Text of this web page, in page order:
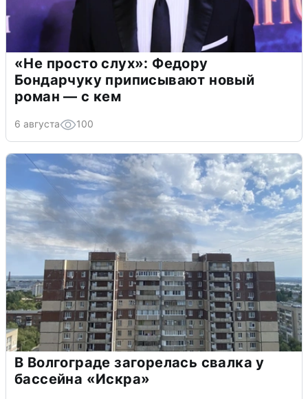
«Не просто слух»: Федору
Бондарчуку приписывают новый
роман — с кем
6 августа 100
В Волгограде загорелась свалка у
бассейна «Искра»